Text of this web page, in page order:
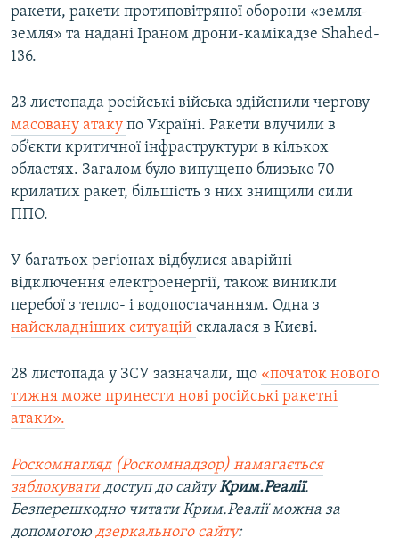
ракети, ракети протиповітряної оборони «земля-
земля» та надані Іраном дрони-камікадзе Shahed-
136.
23 листопада російські війська здійснили чергову
масовану атаку по Україні. Ракети влучили в
об’єкти критичної інфраструктури в кількох
областях. Загалом було випущено близько 70
крилатих ракет, більшість з них знищили сили
ППО.
У багатьох регіонах відбулися аварійні
відключення електроенергії, також виникли
перебої з тепло- і водопостачанням. Одна з
найскладніших ситуацій склалася в Києві.
28 листопада у ЗСУ зазначали, що «початок нового
тижня може принести нові російські ракетні
атаки».
Роскомнагляд (Роскомнадзор) намагається
заблокуватидоступ до сайтуКрим.Реалії.
Безперешкодно читати Крим.Реалії можна за
допомогою дзеркального сайту: